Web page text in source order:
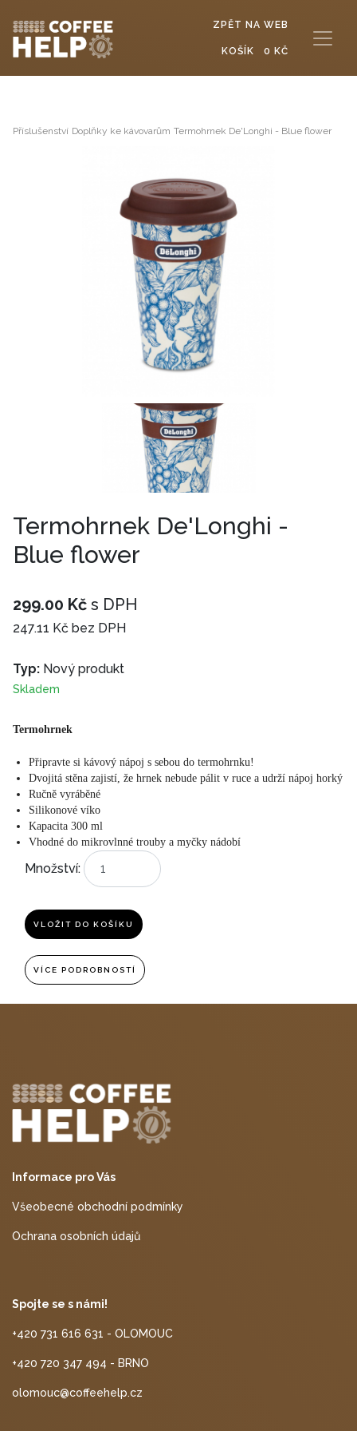
ZPĚT NA WEB
KOŠÍK 0 KČ
Příslušenství Doplňky ke kávovarům Termohrnek De'Longhi - Blue flower
Termohrnek De'Longhi -
Blue flower
299.00 Kč s DPH
247.11 Kč bez DPH
Typ: Nový produkt
Skladem
Termohrnek
Připravte si kávový nápoj s sebou do termohrnku!
Dvojitá stěna zajistí, že hrnek nebude pálit v ruce a udrží nápoj horký
Ručně vyráběné
Silikonové víko
Kapacita 300 ml
Vhodné do mikrovlnné trouby a myčky nádobí
Množství:
VLOŽIT DO KOŠÍKU
VÍCE PODROBNOSTÍ
Informace pro Vás
Všeobecné obchodní podmínky
Ochrana osobních údajů
Spojte se s námi!
+420 731 616 631 - OLOMOUC
+420 720 347 494 - BRNO
olomouc@coffeehelp.cz